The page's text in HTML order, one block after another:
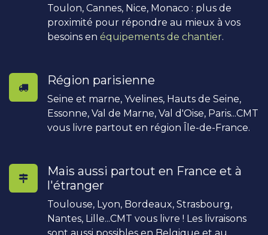
Toulon, Cannes, Nice, Monaco : plus de
proximité pour répondre au mieux à vos
besoins en équipements de chantier.
Région parisienne
Seine et marne, Yvelines, Hauts de Seine,
Essonne, Val de Marne, Val d'Oise, Paris...CMT
vous livre partout en région Île-de-France.
Mais aussi partout en France et à
l'étranger
Toulouse, Lyon, Bordeaux, Strasbourg,
Nantes, Lille...CMT vous livre ! Les livraisons